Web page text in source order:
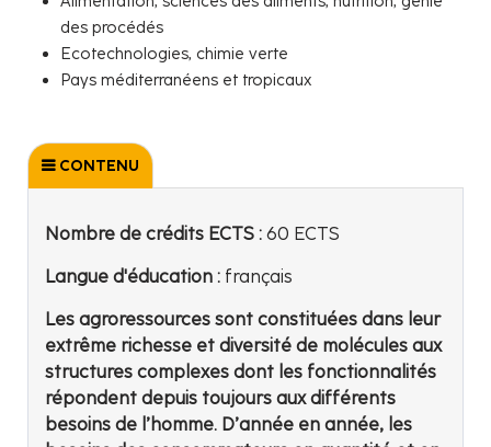
des procédés
Ecotechnologies, chimie verte
Pays méditerranéens et tropicaux
CONTENU
Nombre de crédits ECTS : 60 ECTS
Langue d'éducation : français
Les agroressources sont constituées dans leur
extrême richesse et diversité de molécules aux
structures complexes dont les fonctionnalités
répondent depuis toujours aux différents
besoins de l’homme. D’année en année, les